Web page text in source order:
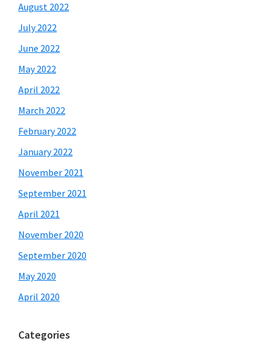
August 2022
July 2022
June 2022
May 2022
April 2022
March 2022
February 2022
January 2022
November 2021
September 2021
April 2021
November 2020
September 2020
May 2020
April 2020
Categories